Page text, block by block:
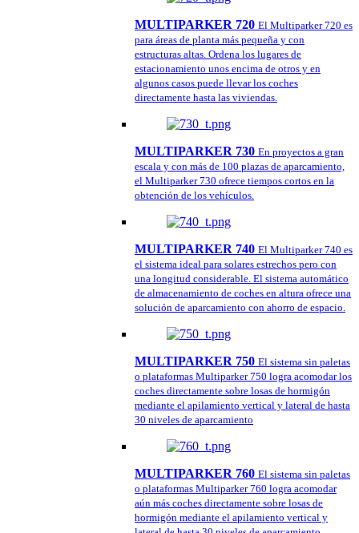
MULTIPARKER 720 El Multiparker 720 es
para áreas de planta más pequeña y con
estructuras altas. Ordena los lugares de
estacionamiento unos encima de otros y en
algunos casos puede llevar los coches
directamente hasta las viviendas.
MULTIPARKER 730 En proyectos a gran
escala y con más de 100 plazas de aparcamiento,
el Multiparker 730 ofrece tiempos cortos en la
obtención de los vehículos.
MULTIPARKER 740 El Multiparker 740 es
el sistema ideal para solares estrechos pero con
una longitud considerable. El sistema automático
de almacenamiento de coches en altura ofrece una
solución de aparcamiento con ahorro de espacio.
MULTIPARKER 750 El sistema sin paletas
o plataformas Multiparker 750 logra acomodar los
coches directamente sobre losas de hormigón
mediante el apilamiento vertical y lateral de hasta
30 niveles de aparcamiento
MULTIPARKER 760 El sistema sin paletas
o plataformas Multiparker 760 logra acomodar
aún más coches directamente sobre losas de
hormigón mediante el apilamiento vertical y